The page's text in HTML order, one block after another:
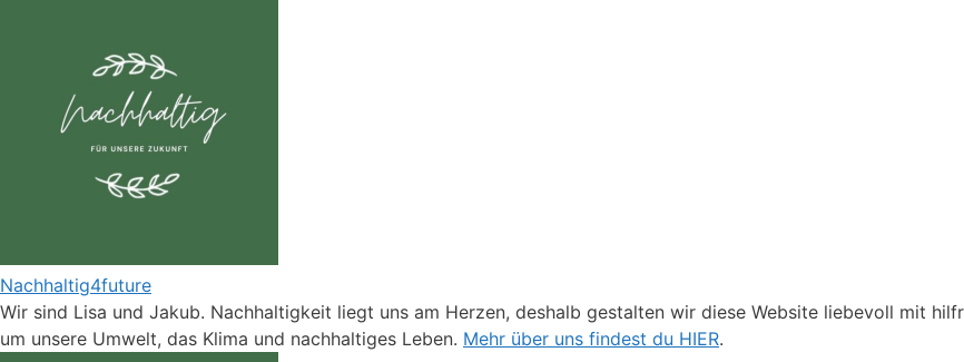
Nachhaltig4future
Wir sind Lisa und Jakub. Nachhaltigkeit liegt uns am Herzen, deshalb gestalten wir diese Website liebevoll mit
um unsere Umwelt, das Klima und nachhaltiges Leben. Mehr über uns findest du HIER.